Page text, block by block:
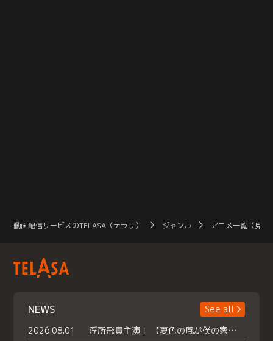
動画配信サービスのTELASA（テラサ） ジャンル アニメ一覧（見放
NEWS
See all
2026.08.01
浮所飛貴主演！ 【夏色の風が僕の家にやってきた】 本日よりテラサで独占配信スタート！